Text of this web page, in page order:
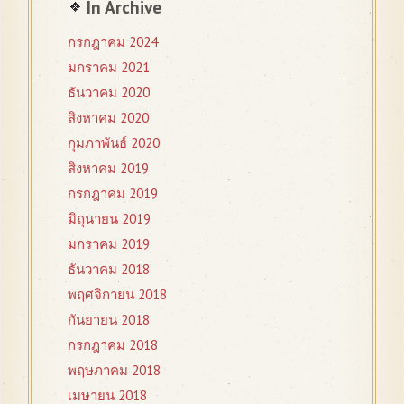
In Archive
กรกฎาคม 2024
มกราคม 2021
ธันวาคม 2020
สิงหาคม 2020
กุมภาพันธ์ 2020
สิงหาคม 2019
กรกฎาคม 2019
มิถุนายน 2019
มกราคม 2019
ธันวาคม 2018
พฤศจิกายน 2018
กันยายน 2018
กรกฎาคม 2018
พฤษภาคม 2018
เมษายน 2018